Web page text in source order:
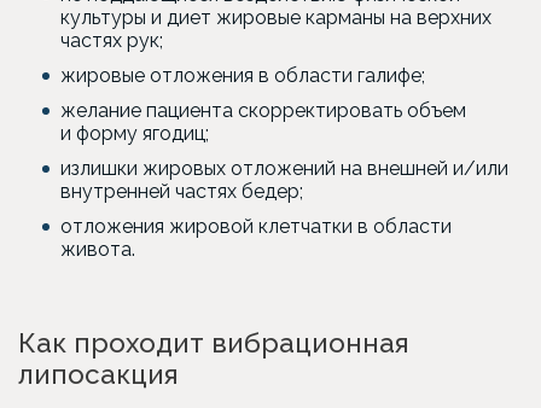
культуры и диет жировые карманы на верхних
частях рук;
жировые отложения в области галифе;
желание пациента скорректировать объем
и форму ягодиц;
излишки жировых отложений на внешней и/или
внутренней частях бедер;
отложения жировой клетчатки в области
живота.
Как проходит вибрационная
липосакция